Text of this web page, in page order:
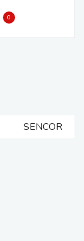
0
SENCOR